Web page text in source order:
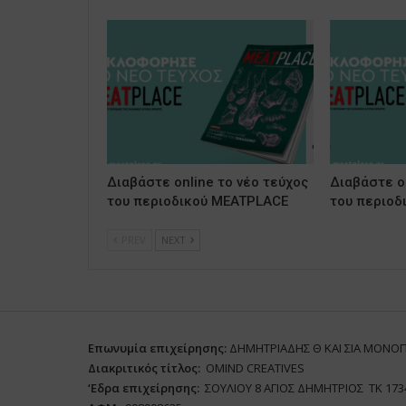
Διαβάστε online το νέο τεύχος
του περιοδικού MEATPLACE
Διαβάστε
του
NEXT
Επωνυμία επιχείρησης: ΔΗΜΗΤΡΙΑΔΗΣ Θ ΚΑΙ ΣΙΑ
Διακριτικός τίτλος: ΟΜΙΝD CREATIVES
‘Eδρα επιχείρησης: ΣΟΥΛΙΟΥ 8 ΑΓΙΟΣ ΔΗΜΗΤΡΙΟΣ ΤΚ